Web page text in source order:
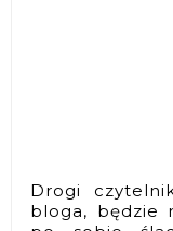
Drogi
bloga, będzie